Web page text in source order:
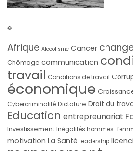
Afrique Alcoolisme Cancer
Chômage communication
travail Conditions de travail
économique
Cybercriminalité Dictature Droit du
Education entrepreunariat
Investissement Inégalités hommes-
motivation La Santé leadership